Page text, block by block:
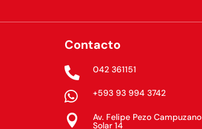
Contacto
 042 361151
 +593 93 994 3742
 Av. Felipe Pezo Campuzano
Solar 14